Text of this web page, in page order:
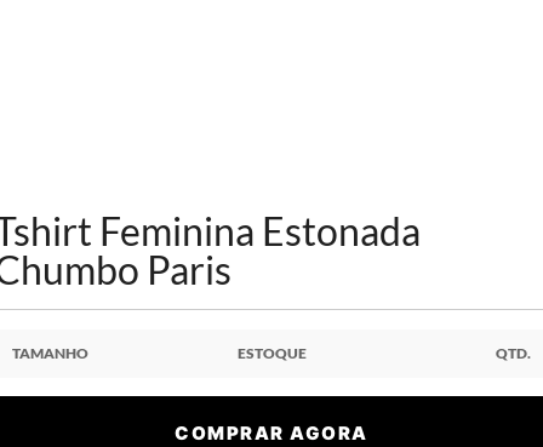
Feminina Estonada
Paris
TAMANHO ESTOQUE QTD.
COMPRAR AGORA